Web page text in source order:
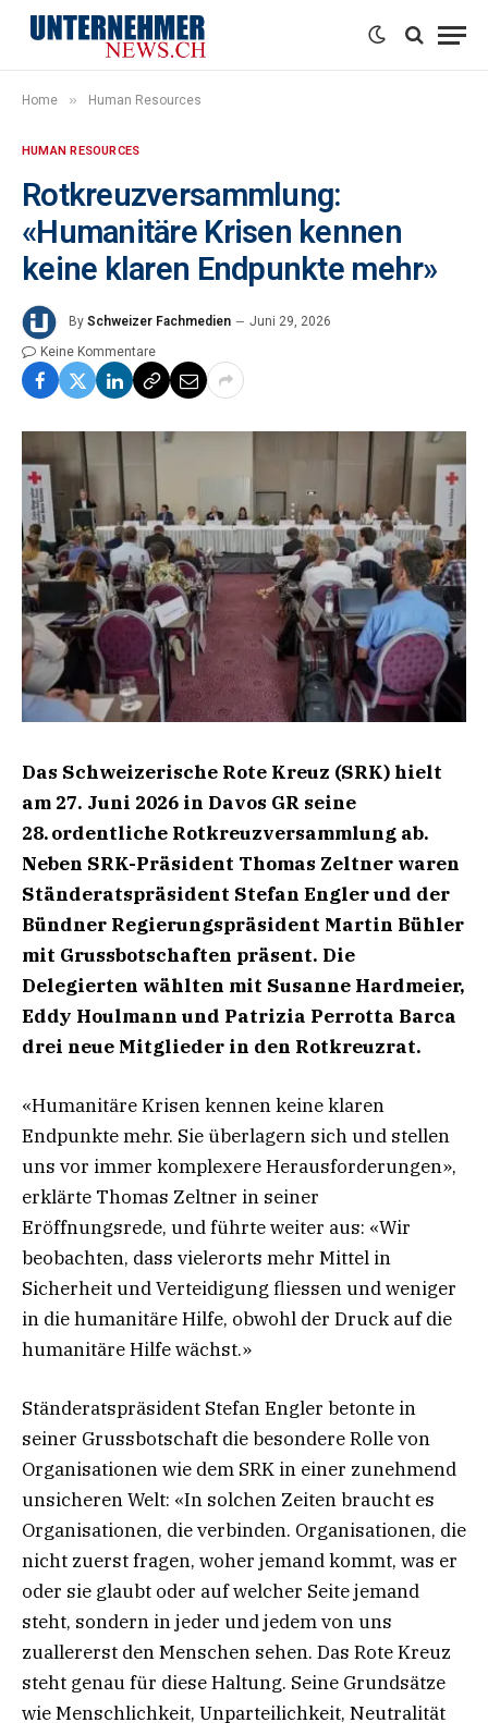
Home » Human Resources
HUMAN RESOURCES
Rotkreuzversammlung:
«Humanitäre Krisen kennen
keine klaren Endpunkte mehr»
By Schweizer Fachmedien
Juni 29, 2026
Keine Kommentare
Das Schweizerische Rote Kreuz (SRK) hielt
am 27. Juni 2026 in Davos GR seine
28. ordentliche Rotkreuzversammlung ab.
Neben SRK-Präsident Thomas Zeltner waren
Ständeratspräsident Stefan Engler und der
Bündner Regierungspräsident Martin Bühler
mit Grussbotschaften präsent. Die
Delegierten wählten mit Susanne Hardmeier,
Eddy Houlmann und Patrizia Perrotta Barca
drei neue Mitglieder in den Rotkreuzrat.
«Humanitäre Krisen kennen keine klaren
Endpunkte mehr. Sie überlagern sich und stellen
uns vor immer komplexere Herausforderungen»,
erklärte Thomas Zeltner in seiner
Eröffnungsrede, und führte weiter aus: «Wir
beobachten, dass vielerorts mehr Mittel in
Sicherheit und Verteidigung fliessen und weniger
in die humanitäre Hilfe, obwohl der Druck auf die
humanitäre Hilfe wächst.»
Ständeratspräsident Stefan Engler betonte in
seiner Grussbotschaft die besondere Rolle von
Organisationen wie dem SRK in einer zunehmend
unsicheren Welt: «In solchen Zeiten braucht es
Organisationen, die verbinden. Organisationen, die
nicht zuerst fragen, woher jemand kommt, was er
oder sie glaubt oder auf welcher Seite jemand
steht, sondern in jeder und jedem von uns
zuallererst den Menschen sehen. Das Rote Kreuz
steht genau für diese Haltung. Seine Grundsätze
wie Menschlichkeit, Unparteilichkeit, Neutralität